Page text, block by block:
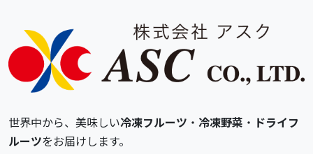
世界中から、美味しい冷凍フルーツ ・ 冷凍野菜 ・ ドライフ
ルーツをお届けします。